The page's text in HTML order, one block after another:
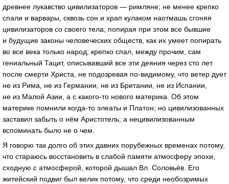
древнее лукавство цивилизаторов — римляне; не менее крепко
спали и варвары, сквозь сон и храп кулаком наотмашь сгоняя
цивилизаторов со своего тела, попирая при этом все бывшие
и будущие законы человеческих обществ, как их умеет попирать
во все века только народ; крепко спал, между прочим, сам
гениальный Тацит, описывавший все эти деяния через сто лет
после смерти Христа, не подозревая по-видимому, что ветер дует
не из Рима, не из Германии, не из Британии, не из Испании,
не из Малой Азии, а с какого-то нового материка. Об этом
материке помнили когда-то элеаты и Платон; но цивилизованных
заставил забыть о нём Аристотель; а нецивилизованным
вспоминать было не о чем.
Я говорю так долго об этих давних порубежных временах потому,
что стараюсь восстановить в слабой памяти атмосферу эпохи,
сходную с атмосферой, которой дышал Вл. Соловьёв. Его
житейский подвиг был велик потому, что среди необозримых